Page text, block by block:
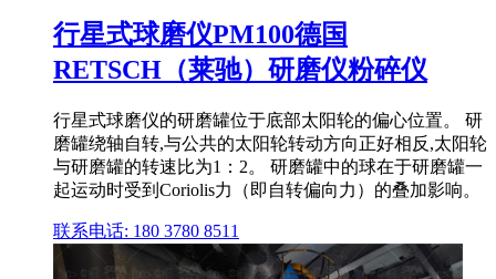
行星式球磨仪PM100德国
RETSCH（莱驰）研磨仪粉碎仪
行星式球磨仪的研磨罐位于底部太阳轮的偏心位置。 研
磨罐绕轴自转,与公共的太阳轮转动方向正好相反,太阳轮
与研磨罐的转速比为1：2。 研磨罐中的球在于研磨罐一
起运动时受到Coriolis力（即自转偏向力）的叠加影响。
联系电话: 180 3780 8511